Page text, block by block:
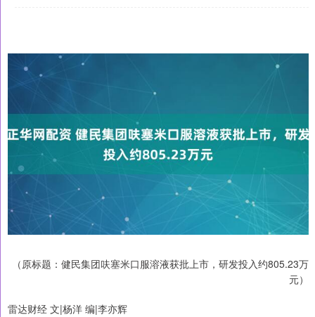
（原标题：健民集团呋塞米口服溶液获批上市，研发投入约805.23万
元）
雷达财经 文|杨洋 编|李亦辉